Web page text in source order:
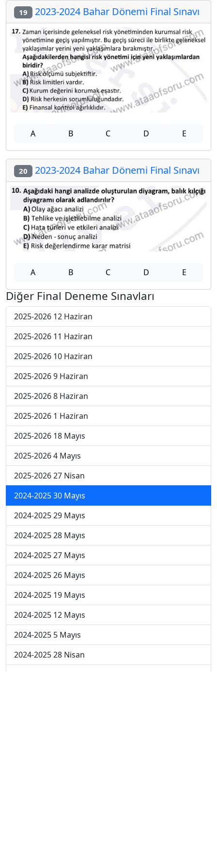
19 2023-2024 Bahar Dönemi Final Sınavı
A B C D E
20 2023-2024 Bahar Dönemi Final Sınavı
A B C D E
Diğer Final Deneme Sınavları
2025-2026 12 Haziran
2025-2026 11 Haziran
2025-2026 10 Haziran
2025-2026 9 Haziran
2025-2026 8 Haziran
2025-2026 1 Haziran
2025-2026 18 Mayıs
2025-2026 4 Mayıs
2025-2026 27 Nisan
2024-2025 30 Mayıs
2024-2025 29 Mayıs
2024-2025 28 Mayıs
2024-2025 27 Mayıs
2024-2025 26 Mayıs
2024-2025 19 Mayıs
2024-2025 12 Mayıs
2024-2025 5 Mayıs
2024-2025 28 Nisan